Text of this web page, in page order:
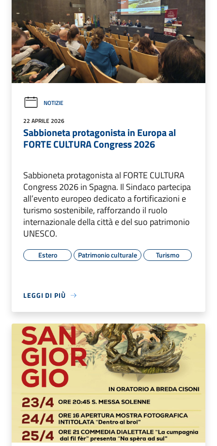
NOTIZIE
22 APRILE 2026
Sabbioneta protagonista in Europa al
FORTE CULTURA Congress 2026
Sabbioneta protagonista al FORTE CULTURA
Congress 2026 in Spagna. Il Sindaco partecipa
all’evento europeo dedicato a fortificazioni e
turismo sostenibile, rafforzando il ruolo
internazionale della città e del suo patrimonio
UNESCO.
Estero Patrimonio culturale Turismo
LEGGI DI PIÙ